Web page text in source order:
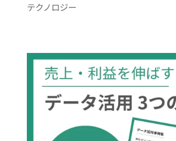
テクノロジー